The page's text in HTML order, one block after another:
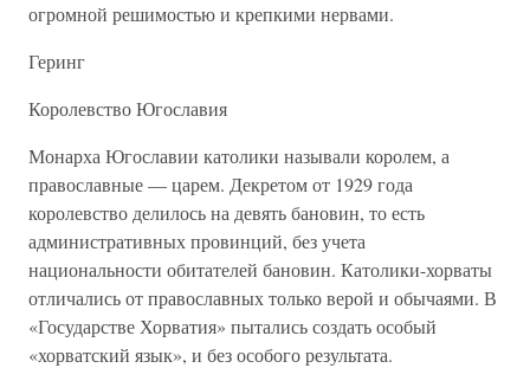
огромной решимостью и крепкими нервами.
Геринг
Королевство Югославия
Монарха Югославии католики называли королем, а
православные — царем. Декретом от 1929 года
королевство делилось на девять бановин, то есть
административных провинций, без учета
национальности обитателей бановин. Католики-хорваты
отличались от православных только верой и обычаями. В
«Государстве Хорватия» пытались создать особый
«хорватский язык», и без особого результата.